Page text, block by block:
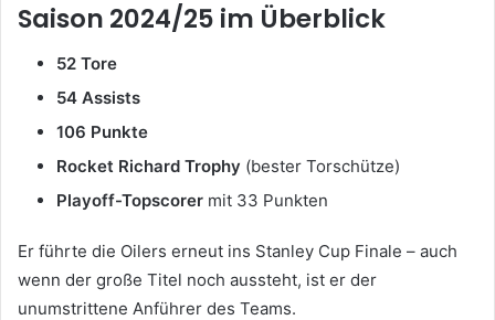
Saison 2024/25 im Überblick
52 Tore
54 Assists
106 Punkte
Rocket Richard Trophy (bester Torschütze)
Playoff-Topscorer mit 33 Punkten
Er führte die Oilers erneut ins Stanley Cup Finale – auch
wenn der große Titel noch aussteht, ist er der
unumstrittene Anführer des Teams.